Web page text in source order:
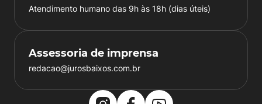
Atendimento humano das 9h às 18h (dias úteis)
Assessoria de imprensa
redacao@jurosbaixos.com.br